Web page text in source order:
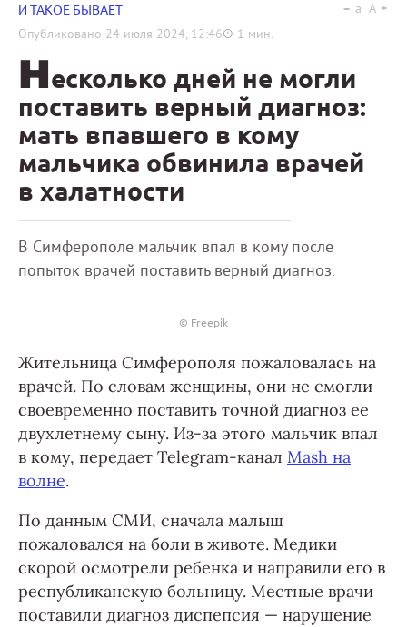
И ТАКОЕ БЫВАЕТ
Опубликовано 24 июля 2024, 12:46 1 мин.
a A
Несколько дней не могли
поставить верный диагноз:
мать впавшего в кому
мальчика обвинила врачей
в халатности
В Симферополе мальчик впал в кому после
попыток врачей поставить верный диагноз.
© Freepik
Жительница Симферополя пожаловалась на
врачей. По словам женщины, они не смогли
своевременно поставить точной диагноз ее
двухлетнему сыну. Из-за этого мальчик впал
в кому, передает Telegram-канал Mash на
волне.
По данным СМИ, сначала малыш
пожаловался на боли в животе. Медики
скорой осмотрели ребенка и направили его в
республиканскую больницу. Местные врачи
поставили диагноз диспепсия — нарушение